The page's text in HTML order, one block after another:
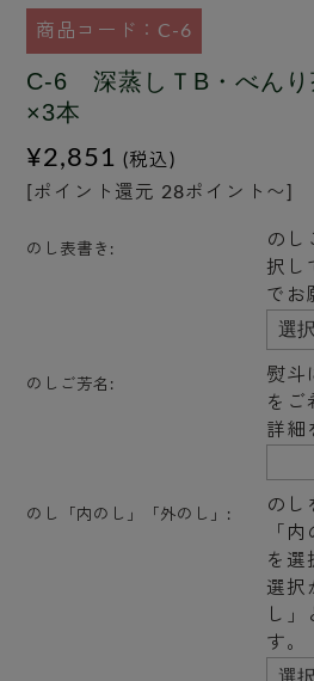
商品コード：C-6
C-6 深蒸しＴB・べんり
×3本
¥2,851 (税込)
[ポイント還元 28ポイント〜]
のし表書き:
のし
択し
でお
のしご芳名:
熨斗
をご
詳細
のし「内のし」「外のし」:
のし
「
を選
選択
し
す。